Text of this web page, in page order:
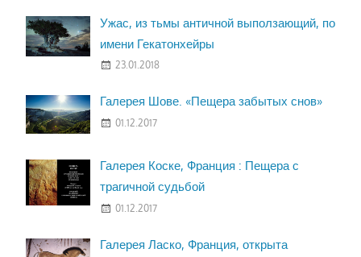
Ужас, из тьмы античной выползающий, по
имени Гекатонхейры
23.01.2018
Галерея Шове. «Пещера забытых снов»
01.12.2017
Галерея Коске, Франция : Пещера с
трагичной судьбой
01.12.2017
Галерея Ласко, Франция, открыта